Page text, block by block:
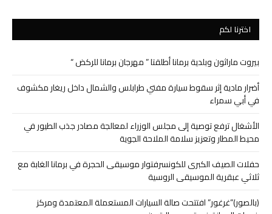
اخترنا لكم
بيروت ماراثون وبلدية برمانا أطلقتا ” مهرجان برمانا للركض “
أضرار مادية إثر سقوط سيارة مفتي طرابلس والشمال داخل ريغار مكشوف
في أبي سمراء
الأشغال ترفع توصية إلى مجلس الوزراء لمعالجة مصادر جذب الطيور في
محيط المطار وتعزيز سلامة الملاحة الجوية
حفلات الصيف الكبرى للكونسرفتوار موسيقى الحجرة في برمانا الغابة مع
ثلاثي عبقرية الموسيقى الروسية
(بالصور)”غرغور” افتتحت صالة السيارات المستعملة المعتمدة ومركز